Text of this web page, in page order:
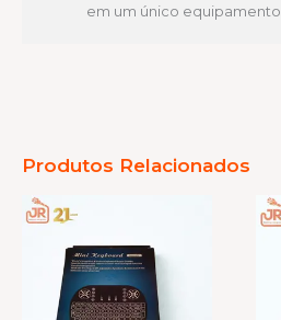
em um único equipamento.
Produtos Relacionados